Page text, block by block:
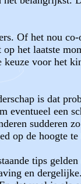
Of het nou
het laatste
voor het
is dat
een
sudderen
op de hoogte
tips
en